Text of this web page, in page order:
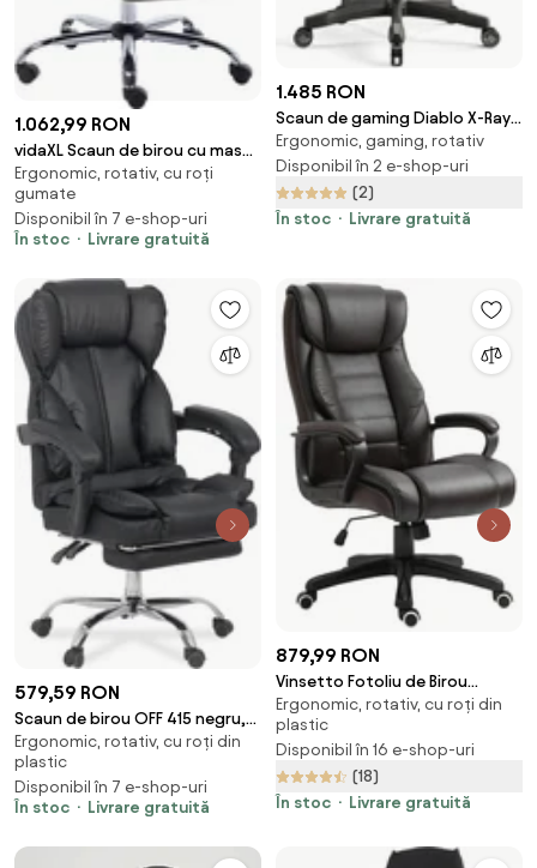
1.062,99 RON
vidaXL Scaun de birou cu masaj,
negru, piele ecologică
Ergonomic, rotativ, cu roți
gumate
Disponibil în 7 e-shop-uri
În stoc
Livrare gratuită
1.485 RON
Scaun de gaming Diablo X-Ray
2.0 King Size: Negru-Gri
Ergonomic, gaming, rotativ
Disponibil în 2 e-shop-uri
(2)
În stoc
Livrare gratuită
579,59 RON
Scaun de birou OFF 415 negru,
rabatabil, cu suport de
picioare și lombar, piele
ecologică
Ergonomic, rotativ, cu roți din
plastic
Disponibil în 7 e-shop-uri
În stoc
Livrare gratuită
879,99 RON
Vinsetto Fotoliu de Birou
pentru Masaj și Ergonomic,
Design Directorial, Piele
Ecologică Neagră, 6 Puncte de
Masaj | Aosom Romania
Ergonomic, rotativ, cu roți din
plastic
Disponibil în 16 e-shop-uri
(18)
În stoc
Livrare gratuită